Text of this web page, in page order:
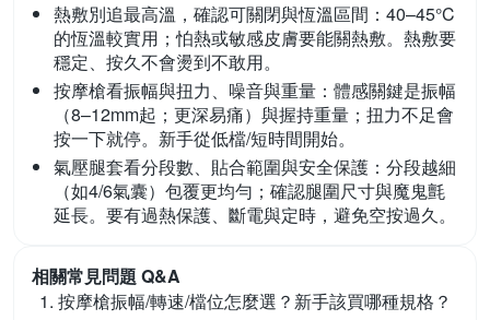
熱敷別追最高溫，確認可關閉與恆溫區間： 40–45°C
的恆溫較實用；怕熱或敏感皮膚要能關熱敷。熱敷要
穩定、按久不會燙到不敢用。
按摩槍看振幅與扭力、噪音與重量： 體感關鍵是振幅
（8–12mm起；更深易痛）與握持重量；扭力不足會
按一下就停。新手從低檔/短時間開始。
氣壓腿套看分段數、貼合範圍與安全保護： 分段越細
（如4/6氣囊）包覆更均勻；確認腿圍尺寸與魔鬼氈
延長。要有過熱保護、斷電與定時，避免空按過久。
相關常見問題 Q&A
按摩槍振幅/轉速/檔位怎麼選？新手該買哪種規格？